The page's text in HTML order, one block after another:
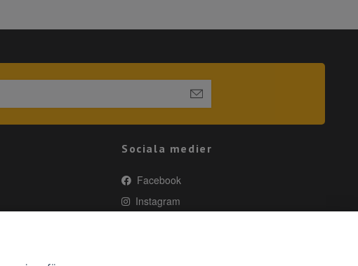
Sociala medier
Facebook
Instagram